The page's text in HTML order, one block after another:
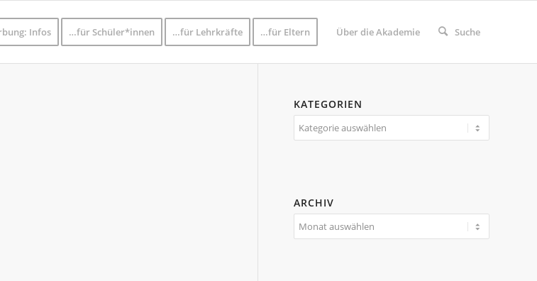
Infos …für Schüler*innen …für Lehrkräfte …für Eltern Über die Akademie Suche
KATEGORIEN
Kategorien
ARCHIV